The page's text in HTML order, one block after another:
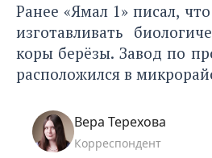
Ранее «Ямал 1» писал,
изготавливать
коры берёзы. Завод по
расположился в
Вера Терехова
Корреспондент